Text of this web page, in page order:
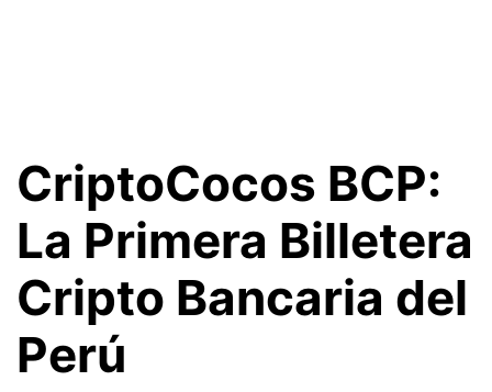
CriptoCocos BCP:
La Primera Billetera
Cripto Bancaria del
Perú